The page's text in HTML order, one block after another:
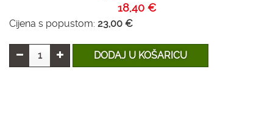
18,40 €
Cijena s popustom: 23,00 €
DODAJ U KOŠARICU